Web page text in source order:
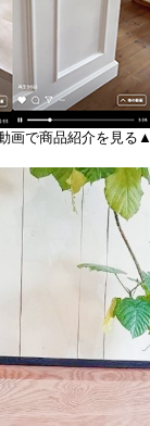
画で商品紹介を見る▲